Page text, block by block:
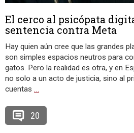
El cerco al psicópata
sentencia contra Meta
Hay quien aún cree que las grandes
son simples espacios neutros para
gatos. Pero la realidad es otra, y en
no solo a un acto de justicia, sino al
cuentas …
20